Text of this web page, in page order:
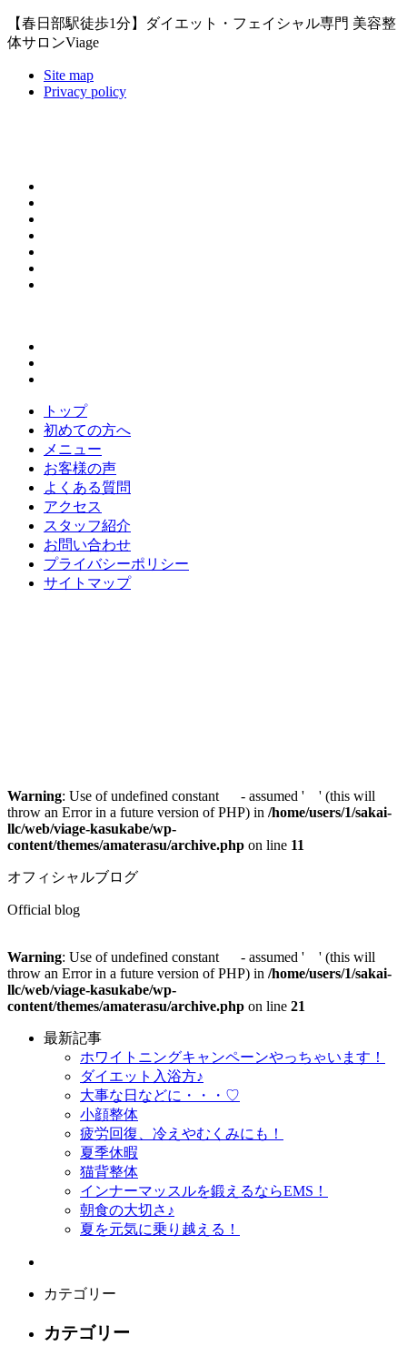
【春日部駅徒歩1分】ダイエット・フェイシャル専門 美容整
体サロンViage
Site map
Privacy policy
トップ
初めての方へ
メニュー
お客様の声
よくある質問
アクセス
スタッフ紹介
お問い合わせ
プライバシーポリシー
サイトマップ
Warning: Use of undefined constant - assumed ' ' (this will
throw an Error in a future version of PHP) in /home/users/1/sakai-
llc/web/viage-kasukabe/wp-
content/themes/amaterasu/archive.php on line 11
オフィシャルブログ
Official blog
Warning: Use of undefined constant - assumed ' ' (this will
throw an Error in a future version of PHP) in /home/users/1/sakai-
llc/web/viage-kasukabe/wp-
content/themes/amaterasu/archive.php on line 21
最新記事
ホワイトニングキャンペーンやっちゃいます！
ダイエット入浴方♪
大事な日などに・・・♡
小顔整体
疲労回復、冷えやむくみにも！
夏季休暇
猫背整体
インナーマッスルを鍛えるならEMS！
朝食の大切さ♪
夏を元気に乗り越える！
カテゴリー
カテゴリー